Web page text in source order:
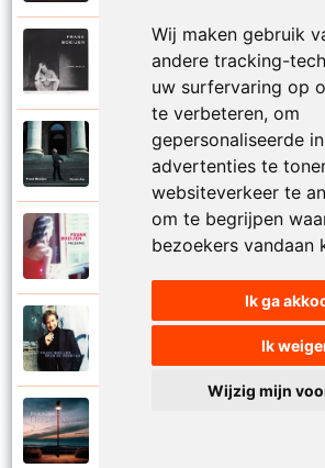
Wij maken gebruik
andere tracking-
uw surfervaring op
te verbeteren, om
gepersonaliseerde
advertenties te
websiteverkeer te
om te begrijpen
bezoekers vandaan
Ik ga
Ik
Wijzig mijn
Frank Boeijen
Onschuld
Frank Boeijen
Op een dag
Frank Boeijen
Op het terras
Frank Boeijen